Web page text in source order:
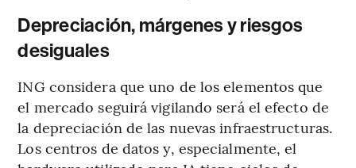
Depreciación, márgenes y riesgos
desiguales
ING considera que uno de los elementos que
el mercado seguirá vigilando será el efecto de
la depreciación de las nuevas infraestructuras.
Los centros de datos y, especialmente, el